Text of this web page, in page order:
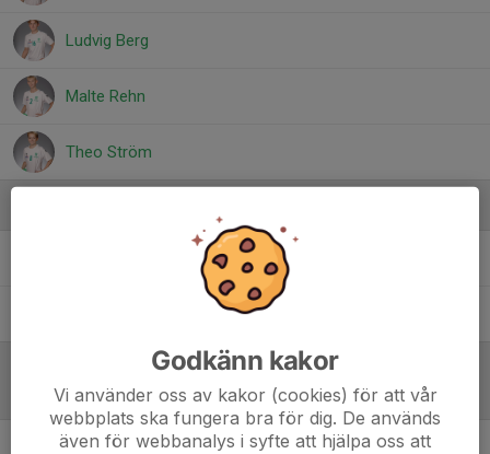
Ludvig Berg
Malte Rehn
Theo Ström
Tränare
tränare
Referat
Godkänn kakor
Vi använder oss av kakor (cookies) för att vår
webbplats ska fungera bra för dig. De används
även för webbanalys i syfte att hjälpa oss att